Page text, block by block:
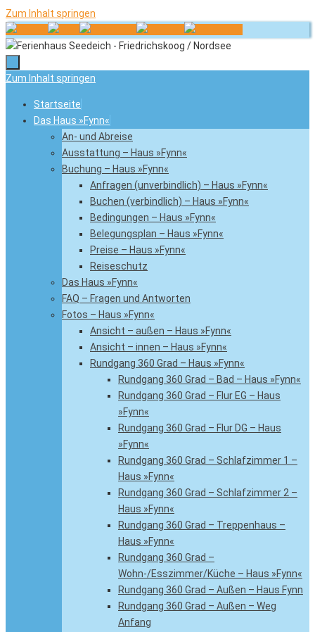
Zum Inhalt springen
Zum Inhalt springen
Startseite
Das Haus »Fynn«
An- und Abreise
Ausstattung – Haus »Fynn«
Buchung – Haus »Fynn«
Anfragen (unverbindlich) – Haus »Fynn«
Buchen (verbindlich) – Haus »Fynn«
Bedingungen – Haus »Fynn«
Belegungsplan – Haus »Fynn«
Preise – Haus »Fynn«
Reiseschutz
Das Haus »Fynn«
FAQ – Fragen und Antworten
Fotos – Haus »Fynn«
Ansicht – außen – Haus »Fynn«
Ansicht – innen – Haus »Fynn«
Rundgang 360 Grad – Haus »Fynn«
Rundgang 360 Grad – Bad – Haus »Fynn«
Rundgang 360 Grad – Flur EG – Haus
»Fynn«
Rundgang 360 Grad – Flur DG – Haus
»Fynn«
Rundgang 360 Grad – Schlafzimmer 1 –
Haus »Fynn«
Rundgang 360 Grad – Schlafzimmer 2 –
Haus »Fynn«
Rundgang 360 Grad – Treppenhaus –
Haus »Fynn«
Rundgang 360 Grad –
Wohn-/Esszimmer/Küche – Haus »Fynn«
Rundgang 360 Grad – Außen – Haus Fynn
Rundgang 360 Grad – Außen – Weg
Anfang